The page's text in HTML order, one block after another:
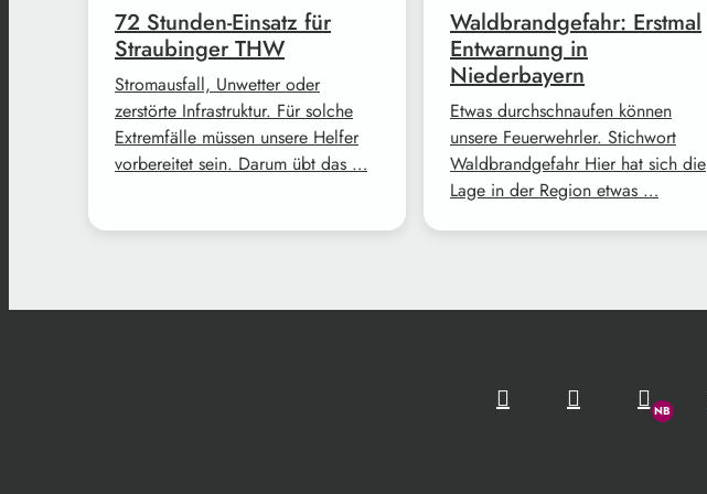
72 Stunden-Einsatz für
Straubinger THW
Stromausfall, Unwetter oder
zerstörte Infrastruktur. Für solche
Extremfälle müssen unsere Helfer
vorbereitet sein. Darum übt das …
Waldbrandgefahr: Erstmal
Entwarnung in
Niederbayern
Etwas durchschnaufen können
unsere Feuerwehrler. Stichwort
Waldbrandgefahr Hier hat sich die
Lage in der Region etwas …